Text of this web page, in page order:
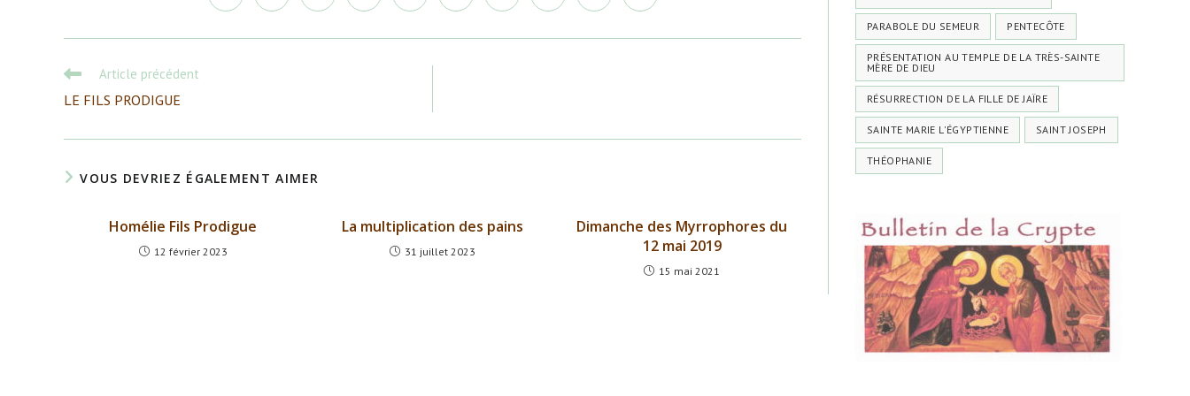
dans
autre
dans
autre
dans
autre
dans
autre
dans
autre
dans
autre
dans
autre
dans
autre
dans
autre
dans
autre
Read
articles
Article précédent
LE FILS PRODIGUE
VOUS DEVRIEZ ÉGALEMENT AIMER
Homélie Fils Prodigue
12 février 2023
La multiplication des pains
31 juillet 2023
Dimanche des Myrrophores du
12 mai 2019
15 mai 2021
PARABOLE DU SEMEUR PENTECÔTE
PRÉSENTATION AU TEMPLE DE LA TRÈS-SAINTE
MÈRE DE DIEU
RÉSURRECTION DE LA FILLE DE JAÏRE
SAINTE MARIE L'ÉGYPTIENNE SAINT JOSEPH
THÉOPHANIE